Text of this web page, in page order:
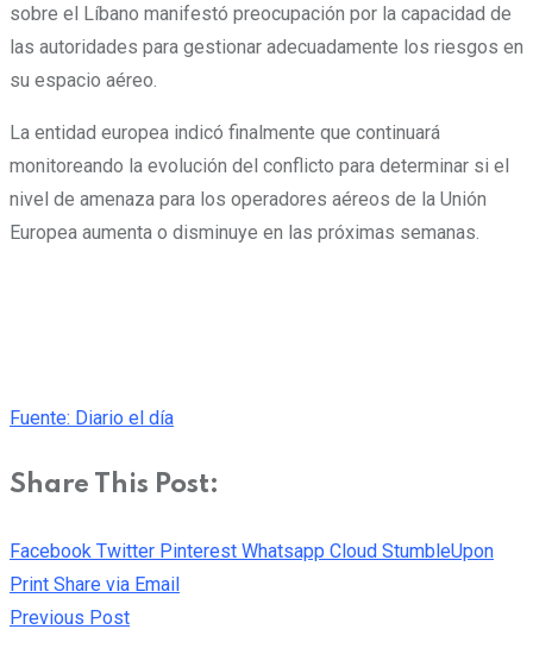
sobre el Líbano manifestó preocupación por la capacidad de
las autoridades para gestionar adecuadamente los riesgos en
su espacio aéreo.
La entidad europea indicó finalmente que continuará
monitoreando la evolución del conflicto para determinar si el
nivel de amenaza para los operadores aéreos de la Unión
Europea aumenta o disminuye en las próximas semanas.
Fuente: Diario el día
Share This Post:
Facebook Twitter Pinterest Whatsapp Cloud StumbleUpon
Print Share via Email
Previous Post